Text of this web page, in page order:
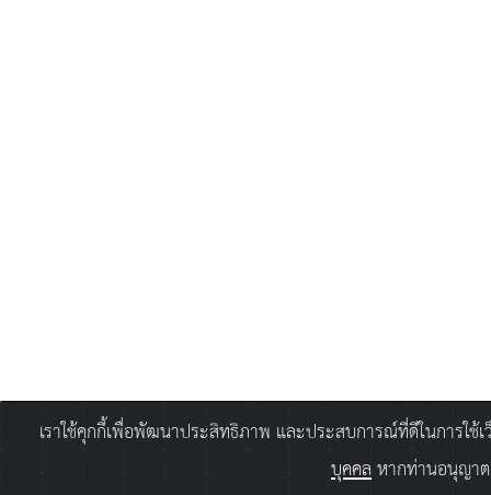
เราใช้คุกกี้เพื่อพัฒนาประสิทธิภาพ และประสบการณ์ที่ดีในการใ
บุคคลหากท่านอนุญา